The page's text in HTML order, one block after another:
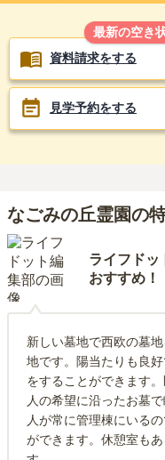
最新の空き
資料請求をする
見学予約をする
なごみの丘霊園の
ライフドッ
おすすめ！
新しい墓地で西欧の墓
地です。陽当たりも良
をすることができます
人の希望に沿ったお墓
人が常に管理棟にいる
ができます。休憩室も